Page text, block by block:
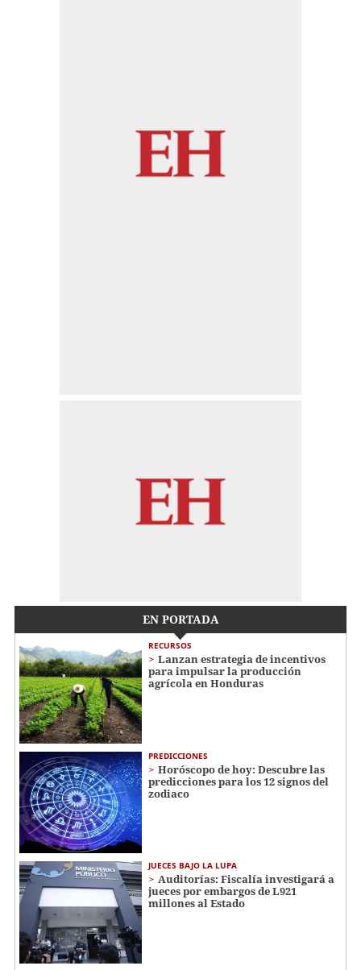
EN PORTADA
RECURSOS
Lanzan estrategia de incentivos
para impulsar la producción
agrícola en Honduras
PREDICCIONES
Horóscopo de hoy: Descubre las
predicciones para los 12 signos del
zodiaco
JUECES BAJO LA LUPA
Auditorías: Fiscalía investigará a
jueces por embargos de L921
millones al Estado